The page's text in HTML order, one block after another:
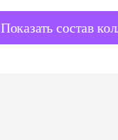
Показать состав